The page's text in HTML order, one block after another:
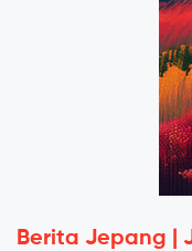
Berita Jepang |